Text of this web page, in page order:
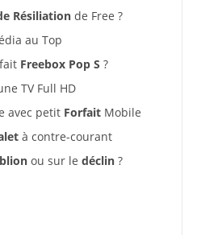
Résiliationde Free ?
au Top
Freebox Pop S ?
TV Full HD
avec petit ForfaitMobile
à contre-courant
ou sur le déclin?